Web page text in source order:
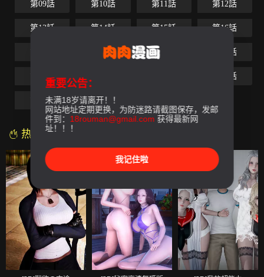
第09話 第10話 第11話 第12話
第13話 第14話 第15話 第16話
第18話 第19話 第20話
第21話 第24話
第25話 第26話
热门漫画
重要公告：
未满18岁请离开！！
网站地址定期更换，为防迷路请截图保存，发邮
件到： 18rouman@gmail.com 获得最新网
址！！！
我记住啦